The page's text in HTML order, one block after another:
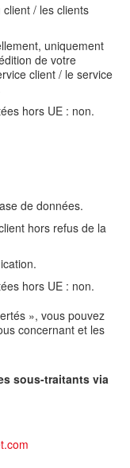
/ les clients
uniquement
de votre
client / le service
hors UE : non.
de données.
hors refus de la
hors UE : non.
», vous pouvez
concernant et les
sous-traitants via